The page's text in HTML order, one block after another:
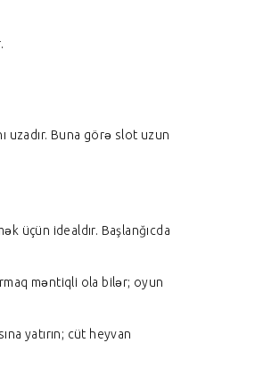
uzadır. Buna görə slot uzun
üçün idealdır. Başlanğıcda
məntiqli ola bilər; oyun
yatırın; cüt heyvan